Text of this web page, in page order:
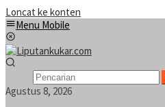
Loncat ke konten
Menu Mobile
Agustus 8, 2026